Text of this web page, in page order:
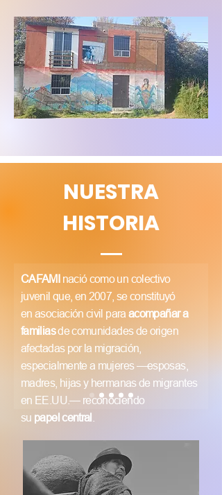
NUESTRA
HISTORIA
CAFAMInació como un colectivo
juvenil que, en 2007, se constituyó
en asociación civil para acompañar a
familiasde comunidades de origen
afectadas por la migración,
especialmente a mujeres —esposas,
madres, hijas y hermanas de migrantes
en EE.UU.— reconociendo
su papel central